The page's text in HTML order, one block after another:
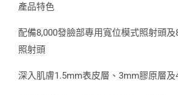
產品特色
配備8,000發臉部專用寬位模式照射頭
照射頭
深入肌膚1.5mm表皮層、3mm膠原層